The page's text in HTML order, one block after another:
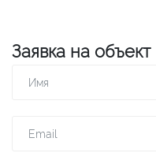
Заявка на объект